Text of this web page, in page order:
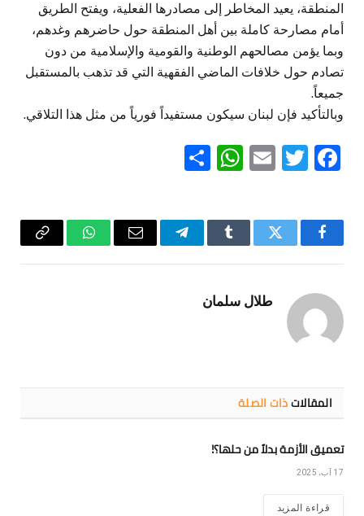
المنطقة، يعيد المخاطر إلى مصادرها الفعلية، ويفتح الطريق
أمام مصارحة كاملة بين أهل المنطقة حول حاضرهم وغدهم،
وبما يؤمن مصالحهم الوطنية والقومية والإسلامية من دون
تصادم حول خلافات الماضي الفقهية التي قد تذهب بالمستقبل
جميعاً.
وبالتأكيد فإن لبنان سيكون مستفيداً فورياً من مثل هذا التلاقي.
Facebook
Twitter
Email
WhatsApp
فيسبوكتويتر Tumblr تيلقرام البريد
واتسابCopy
طلال سلمان
المقالاتذات الصلة
تعميق الأزمة بدلاً من حلها؟!
17 آب، 2025
قراءة المزيد